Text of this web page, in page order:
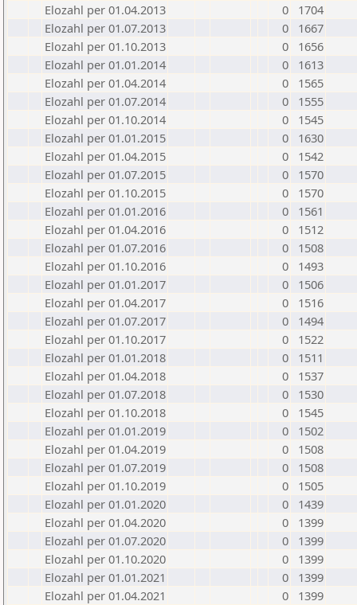
Elozahl per 01.04.2013
0
1704
Elozahl per 01.07.2013
0
1667
Elozahl per 01.10.2013
0
1656
Elozahl per 01.01.2014
0
1613
Elozahl per 01.04.2014
0
1565
Elozahl per 01.07.2014
0
1555
Elozahl per 01.10.2014
0
1545
Elozahl per 01.01.2015
0
1630
Elozahl per 01.04.2015
0
1542
Elozahl per 01.07.2015
0
1570
Elozahl per 01.10.2015
0
1570
Elozahl per 01.01.2016
0
1561
Elozahl per 01.04.2016
0
1512
Elozahl per 01.07.2016
0
1508
Elozahl per 01.10.2016
0
1493
Elozahl per 01.01.2017
0
1506
Elozahl per 01.04.2017
0
1516
Elozahl per 01.07.2017
0
1494
Elozahl per 01.10.2017
0
1522
Elozahl per 01.01.2018
0
1511
Elozahl per 01.04.2018
0
1537
Elozahl per 01.07.2018
0
1530
Elozahl per 01.10.2018
0
1545
Elozahl per 01.01.2019
0
1502
Elozahl per 01.04.2019
0
1508
Elozahl per 01.07.2019
0
1508
Elozahl per 01.10.2019
0
1505
Elozahl per 01.01.2020
0
1439
Elozahl per 01.04.2020
0
1399
Elozahl per 01.07.2020
0
1399
Elozahl per 01.10.2020
0
1399
Elozahl per 01.01.2021
0
1399
Elozahl per 01.04.2021
0
1399